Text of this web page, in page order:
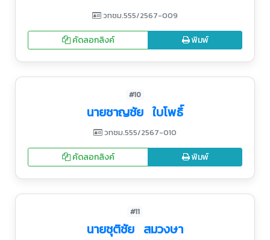
วทชม.555/2567-009
คัดลอกลิงค์ พิมพ์
#10
นายชาญชัย ใบโพธิ์
วทชม.555/2567-010
คัดลอกลิงค์ พิมพ์
#11
นายชุติชัย สมวงษา